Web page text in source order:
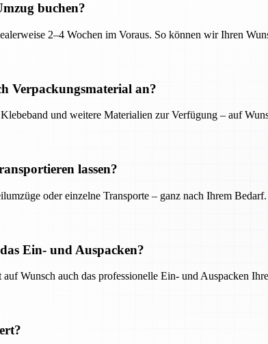
buchen?
2–4 Wochen im Voraus. So können wir Ihren
Verpackungsmaterial an?
und weitere Materialien zur Verfügung – auf
lassen?
oder einzelne Transporte – ganz nach Ihrem Bedarf.
Ein- und Auspacken?
Wunsch auch das professionelle Ein- und Auspacken